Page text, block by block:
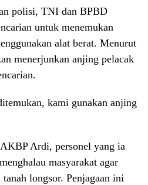
polisi, TNI dan BPBD
untuk menemukan
alat berat. Menurut
menerjunkan anjing pelacak
kami gunakan anjing
Ardi, personel yang ia
masyarakat agar
longsor. Penjagaan ini